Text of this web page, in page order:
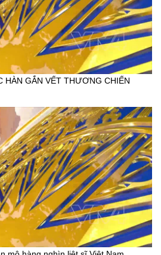
HÀN GẮN VẾT THƯƠNG CHIẾN